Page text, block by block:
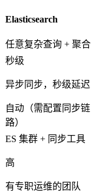
Elasticsearch
任意复杂查询 + 聚合
秒级
异步同步，秒级延迟
自动（需配置同步链
路）
ES 集群 + 同步工具
高
有专职运维的团队